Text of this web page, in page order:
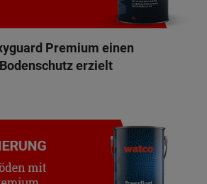
Premium einen
erzielt